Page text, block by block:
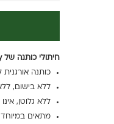
חיתולי כותנה של Cottony, בעלי שכבת מגן עליונה עשויה מ-100% כותנה אורגנית למשקל 7-18 ק"ג.
כותנה אורגנית
ללא בישום,
ללא גלוטן,
מתאים במיוחד